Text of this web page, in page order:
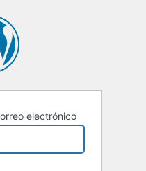
electrónico